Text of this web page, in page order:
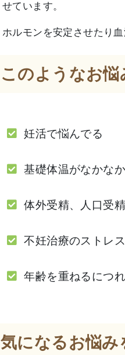
せています。
ホルモンを安定させたり
このようなお
妊活で悩んでる
基礎体温がなかな
体外受精、人口受
不妊治療のストレ
年齢を重ねるにつ
気になるお悩み